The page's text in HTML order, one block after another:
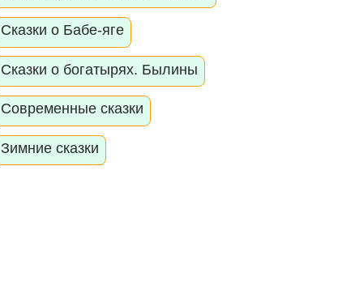
Сказки о Бабе-яге
Сказки о богатырях. Былины
Современные сказки
Зимние сказки